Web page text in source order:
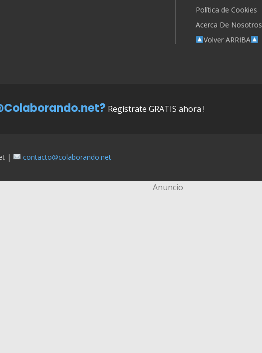
Política de Cookies
Acerca De Nosotros
Volver ARRIBA
Regístrate GRATIS ahora !
| contacto@colaborando.net
Anuncio